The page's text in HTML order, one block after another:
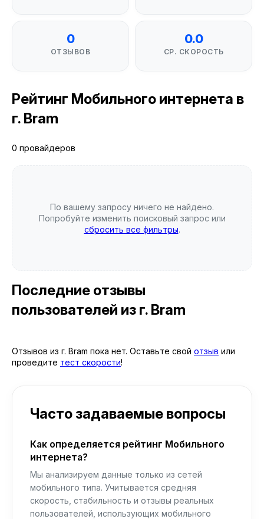
0
ОТЗЫВОВ
0.0
СР. СКОРОСТЬ
Рейтинг Мобильного интернета в
г. Bram
0 провайдеров
По вашему запросу ничего не найдено.
Попробуйте изменить поисковый запрос или
сбросить все фильтры.
Последние отзывы
пользователей из г. Bram
Отзывов из г. Bram пока нет. Оставьте свой отзыв или
проведите тест скорости!
Часто задаваемые вопросы
Как определяется рейтинг Мобильного
интернета?
Мы анализируем данные только из сетей
мобильного типа. Учитывается средняя
скорость, стабильность и отзывы реальных
пользователей, использующих мобильного